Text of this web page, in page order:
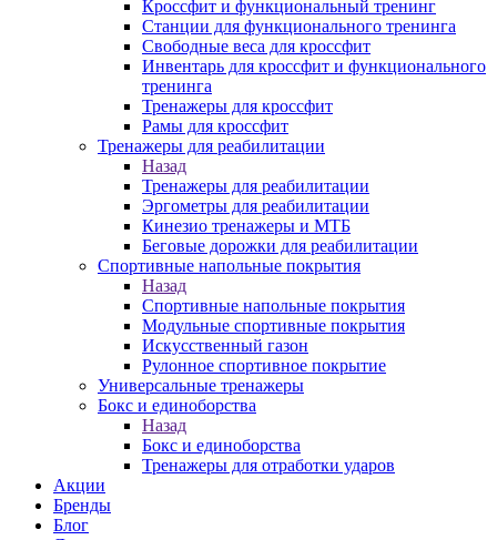
Кроссфит и функциональный тренинг
Станции для функционального тренинга
Свободные веса для кроссфит
Инвентарь для кроссфит и функционального
тренинга
Тренажеры для кроссфит
Рамы для кроссфит
Тренажеры для реабилитации
Назад
Тренажеры для реабилитации
Эргометры для реабилитации
Кинезио тренажеры и МТБ
Беговые дорожки для реабилитации
Спортивные напольные покрытия
Назад
Спортивные напольные покрытия
Модульные спортивные покрытия
Искусственный газон
Рулонное спортивное покрытие
Универсальные тренажеры
Бокс и единоборства
Назад
Бокс и единоборства
Тренажеры для отработки ударов
Акции
Бренды
Блог